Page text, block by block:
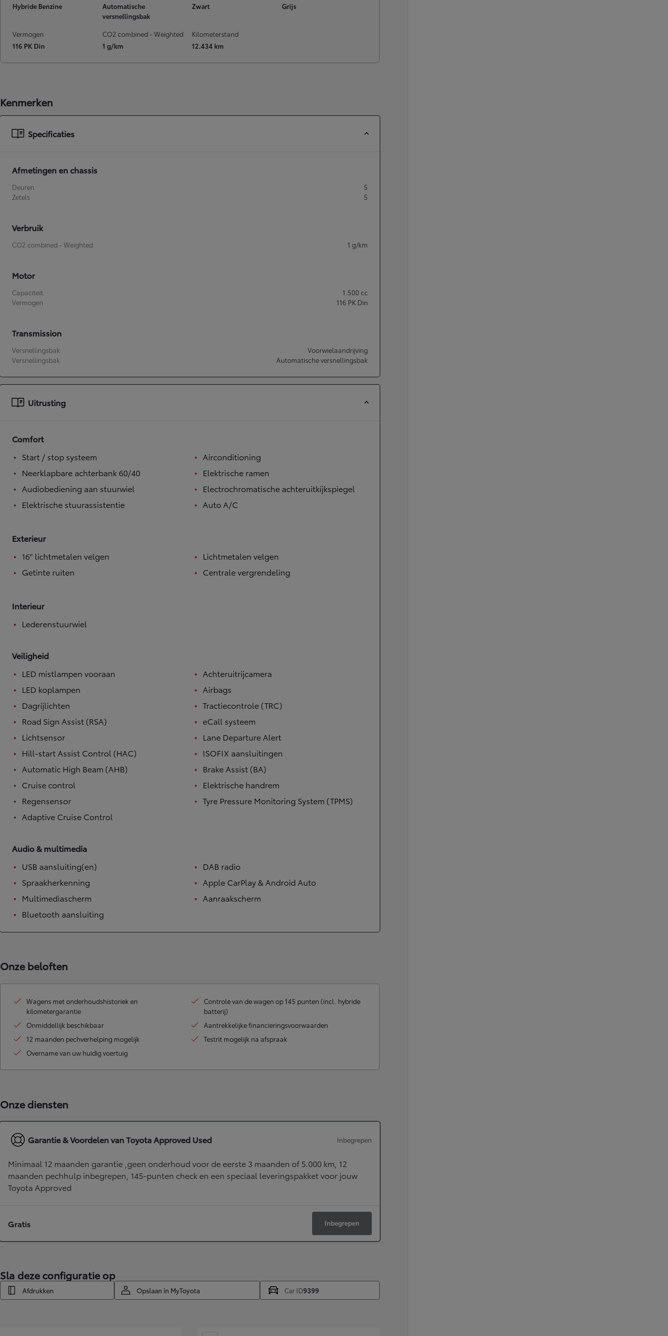
Vanaf
Toyota C-HR
HYBRIDE
Vanaf
of financiering vanaf
Corolla Touring Sports
of financiering vanaf
ELEKTRISCH
Hybride Benzine
Automatische
versnellingsbak
Zwart
Grijs
Vermogen
116 PK Din
CO2 combined - Weighted
1 g/km
Kilometerstand
12.434 km
Kenmerken
Specificaties
Afmetingen en chassis
Deuren
5
Zetels
5
Verbruik
CO2 combined - Weighted 1 g/km
Motor
Capaciteit 1.500 cc
Vermogen
116 PK Din
Transmission
Versnellingsbak
Voorwielaandrijving
Versnellingsbak
Automatische versnellingsbak
Uitrusting
Comfort
Start / stop systeem
Neerklapbare achterbank 60/40
Audiobediening aan stuurwiel
Elektrische stuurassistentie
Airconditioning
Elektrische ramen
Electrochromatische achteruitkijkspiegel
Auto A/C
Exterieur
16" lichtmetalen velgen
Getinte ruiten
Lichtmetalen velgen
Centrale vergrendeling
Interieur
Lederenstuurwiel
Veiligheid
LED mistlampen vooraan
LED koplampen
Dagrijlichten
Road Sign Assist (RSA)
Lichtsensor
Hill-start Assist Control (HAC)
Automatic High Beam (AHB)
Cruise control
Regensensor
Adaptive Cruise Control
Achteruitrijcamera
Airbags
Tractiecontrole (TRC)
eCall systeem
Lane Departure Alert
ISOFIX aansluitingen
Brake Assist (BA)
Elektrische handrem
Tyre Pressure Monitoring System (TPMS)
Audio & multimedia
USB aansluiting(en)
Spraakherkenning
Multimediascherm
Bluetooth aansluiting
DAB radio
Apple CarPlay & Android Auto
Aanraakscherm
Onze beloften
Wagens met onderhoudshistoriek en
kilometergarantie
Controle van de wagen op 145 punten (incl. hybride
batterij)
Onmiddellijk beschikbaar
Aantrekkelijke financieringsvoorwaarden
12 maanden pechverhelping mogelijk
Testrit mogelijk na afspraak
Overname van uw huidig voertuig
Onze diensten
Garantie & Voordelen van Toyota Approved Used Inbegrepen
Minimaal 12 maanden garantie ,geen onderhoud voor de eerste 3 maanden of 5.000 km, 12
maanden pechhulp inbegrepen, 145-punten check en een speciaal leveringspakket voor jouw
Toyota Approved
Gratis Inbegrepen
Sla deze configuratie op
Afdrukken Opslaan in MyToyota Car ID9399